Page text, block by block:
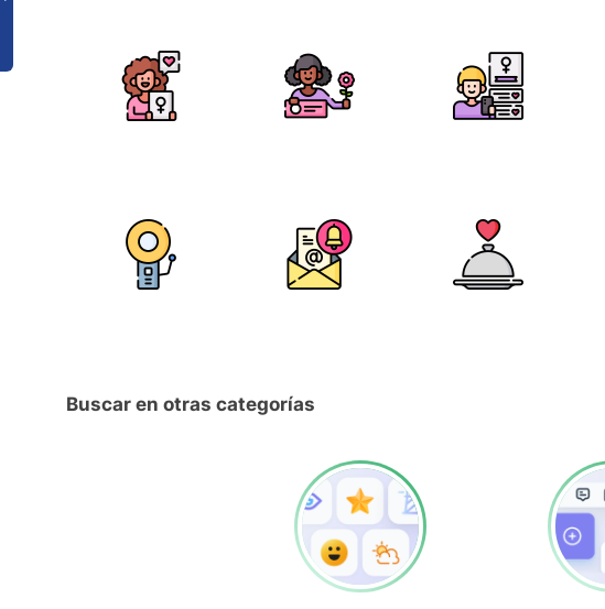
Buscar en otras categorías